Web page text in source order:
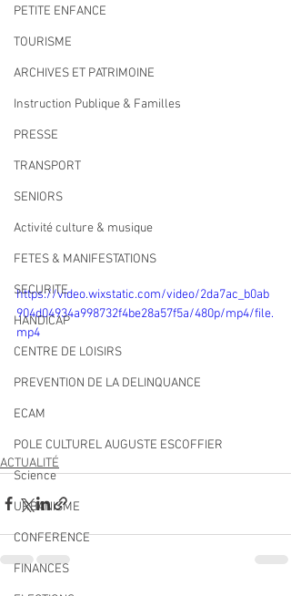
PETITE ENFANCE
TOURISME
ARCHIVES ET PATRIMOINE
Instruction Publique & Familles
PRESSE
TRANSPORT
SENIORS
Activité culture & musique
FETES & MANIFESTATIONS
SECURITE
HANDICAP
CENTRE DE LOISIRS
PREVENTION DE LA DELINQUANCE
ECAM
POLE CULTUREL AUGUSTE ESCOFFIER
Science
URBANISME
CONFERENCE
FINANCES
https://video.wixstatic.com/video/2da7ac_b0ab
904d04934a998732f4be28a57f5a/480p/mp4/file.
mp4
ACTUALITÉ